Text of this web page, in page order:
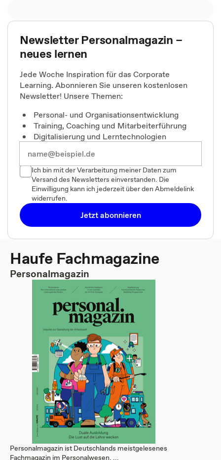
Newsletter Personalmagazin –
neues lernen
Jede Woche Inspiration für das Corporate
Learning. Abonnieren Sie unseren kostenlosen
Newsletter! Unsere Themen:
Personal- und Organisationsentwicklung
Training, Coaching und Mitarbeiterführung
Digitalisierung und Lerntechnologien
Ich bin mit der Verarbeitung meiner Daten zum
Versand des Newsletters einverstanden. Die
Einwilligung kann ich jederzeit über den Abmeldelink
widerrufen.
Jetzt abonnieren
Haufe Fachmagazine
Personalmagazin
Personalmagazin ist Deutschlands meistgelesenes
Fachmagazin im Personalwesen. ...